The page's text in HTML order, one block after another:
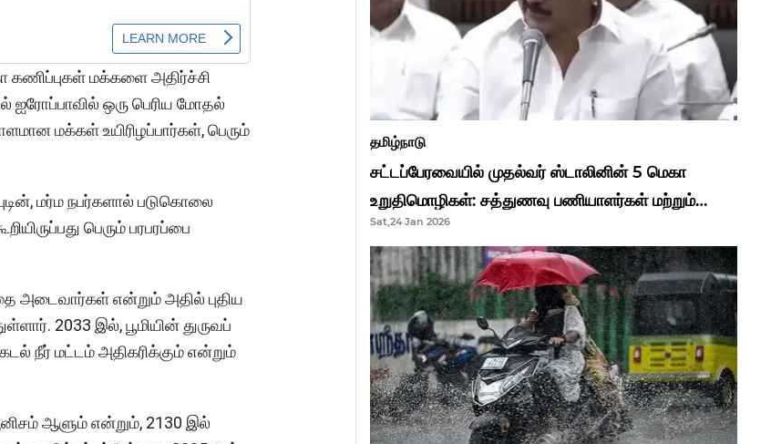
கணிப்புகள் மக்களை அதிர்ச்சி
ஒரு பெரிய மோதல்
மக்கள் உயிரிழப்பார்கள், பெரும்
மர்ம நபர்களால் படுகொலை
பெரும் பரபரப்பை
அடைவார்கள் என்றும் அதில் புதிய
2033 இல், பூமியின் துருவப்
நீர் மட்டம் அதிகரிக்கும் என்றும்
ஆளும் என்றும், 2130 இல்
தமிழ்நாடு
சட்டப்பேரவையில் முதல்வர் ஸ்டாலினின் 5 மெகா
உறுதிமொழிகள்: சத்துணவு பணியாளர்கள் மற்றும்
ஆசிரியர்களுக்கு ஜாக்பாட்!
Sat,24 Jan 2026